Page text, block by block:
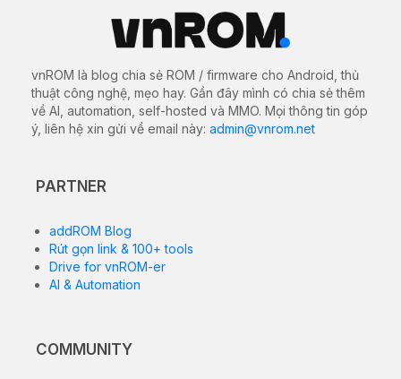
vnROM là blog chia sẻ ROM / firmware cho Android, thủ
thuật công nghệ, mẹo hay. Gần đây mình có chia sẻ thêm
về AI, automation, self-hosted và MMO. Mọi thông tin góp
ý, liên hệ xin gửi về email này: admin@vnrom.net
PARTNER
addROM Blog
Rút gọn link & 100+ tools
Drive for vnROM-er
AI & Automation
COMMUNITY